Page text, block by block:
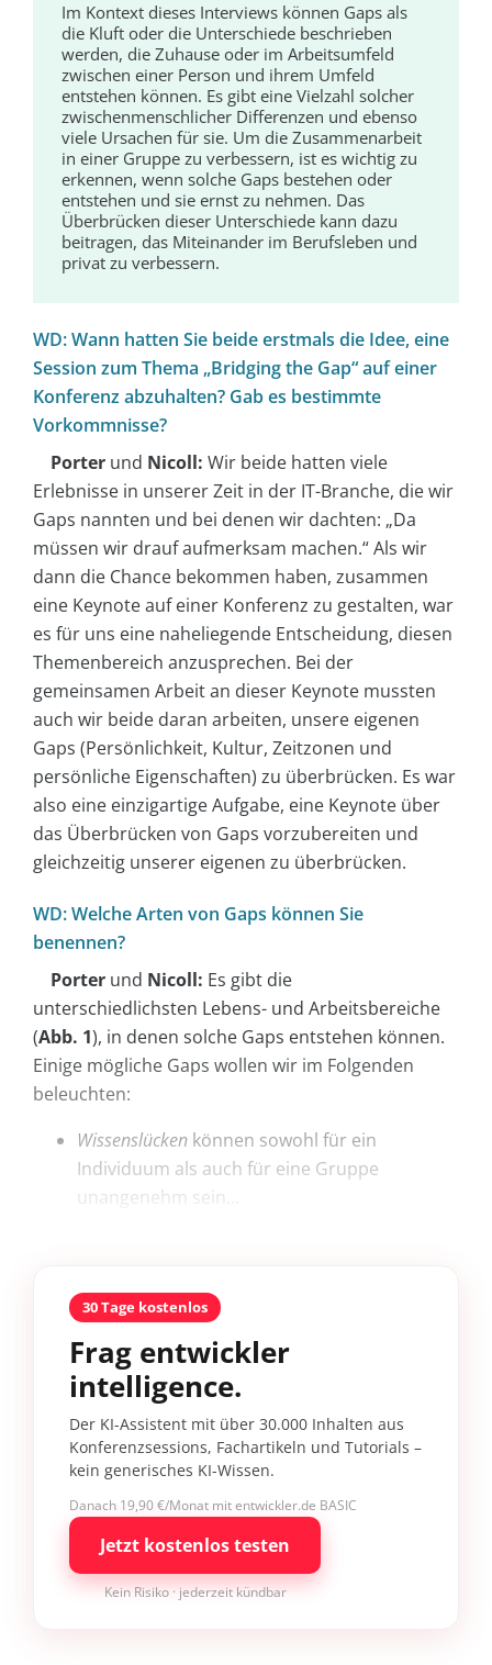
Im Kontext dieses Interviews können Gaps als
die Kluft oder die Unterschiede beschrieben
werden, die Zuhause oder im Arbeitsumfeld
zwischen einer Person und ihrem Umfeld
entstehen können. Es gibt eine Vielzahl solcher
zwischenmenschlicher Differenzen und ebenso
viele Ursachen für sie. Um die Zusammenarbeit
in einer Gruppe zu verbessern, ist es wichtig zu
erkennen, wenn solche Gaps bestehen oder
entstehen und sie ernst zu nehmen. Das
Überbrücken dieser Unterschiede kann dazu
beitragen, das Miteinander im Berufsleben und
privat zu verbessern.
WD: Wann hatten Sie beide erstmals die Idee, eine
Session zum Thema „Bridging the Gap“ auf einer
Konferenz abzuhalten? Gab es bestimmte
Vorkommnisse?
Porter und Nicoll: Wir beide hatten viele
Erlebnisse in unserer Zeit in der IT-Branche, die wir
Gaps nannten und bei denen wir dachten: „Da
müssen wir drauf aufmerksam machen.“ Als wir
dann die Chance bekommen haben, zusammen
eine Keynote auf einer Konferenz zu gestalten, war
es für uns eine naheliegende Entscheidung, diesen
Themenbereich anzusprechen. Bei der
gemeinsamen Arbeit an dieser Keynote mussten
auch wir beide daran arbeiten, unsere eigenen
Gaps (Persönlichkeit, Kultur, Zeitzonen und
persönliche Eigenschaften) zu überbrücken. Es war
also eine einzigartige Aufgabe, eine Keynote über
das Überbrücken von Gaps vorzubereiten und
gleichzeitig unserer eigenen zu überbrücken.
WD: Welche Arten von Gaps können Sie
benennen?
Porter und Nicoll: Es gibt die
unterschiedlichsten Lebens- und Arbeitsbereiche
(Abb. 1), in denen solche Gaps entstehen können.
Einige mögliche Gaps wollen wir im Folgenden
beleuchten:
Wissenslücken können sowohl für ein
Individuum als auch für eine Gruppe
unangenehm sein...
30 Tage kostenlos
Frag entwickler
intelligence.
Der KI-Assistent mit über 30.000 Inhalten aus
Konferenzsessions, Fachartikeln und Tutorials –
kein generisches KI-Wissen.
Danach 19,90 €/Monat mit entwickler.de BASIC
Jetzt kostenlos testen
Kein Risiko · jederzeit kündbar